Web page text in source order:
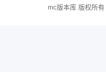
mc版本库 版权所有